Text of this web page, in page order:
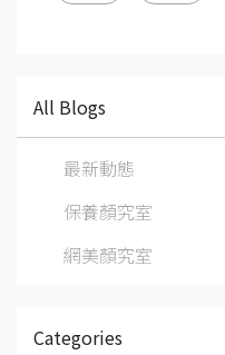
All Blogs
最新動態
保養顏究室
網美顏究室
Categories